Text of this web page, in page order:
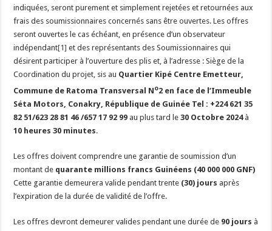
indiquées, seront purement et simplement rejetées et retournées aux
frais des soumissionnaires concernés sans être ouvertes. Les offres
seront ouvertes le cas échéant, en présence d’un observateur
indépendant[1] et des représentants des Soumissionnaires qui
désirent participer à l’ouverture des plis et, à l’adresse : Siège de la
Coordination du projet, sis au Quartier Kipé Centre Emetteur,
Commune de Ratoma Transversal No2 en face de l’Immeuble
Séta Motors, Conakry, République de Guinée Tel : +224 621 35
82 51/623 28 81 46 /657 17 92 99 au plus tard le30 Octobre 2024 à
10 heures 30 minutes.
Les offres doivent comprendre une garantie de soumission d’un
montant de quarante millions francs Guinéens (40 000 000 GNF)
Cette garantie demeurera valide pendant trente (30) jours après
l’expiration de la durée de validité de l’offre.
Les offres devront demeurer valides pendant une durée de 90 jours à